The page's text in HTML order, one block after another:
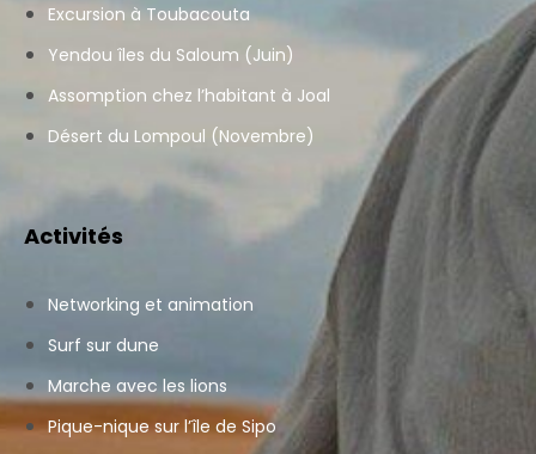
Excursion à Toubacouta
Yendou îles du Saloum (Juin)
Assomption chez l’habitant à Joal
Désert du Lompoul (Novembre)
Activités
Networking et animation
Surf sur dune
Marche avec les lions
Pique-nique sur l’île de Sipo